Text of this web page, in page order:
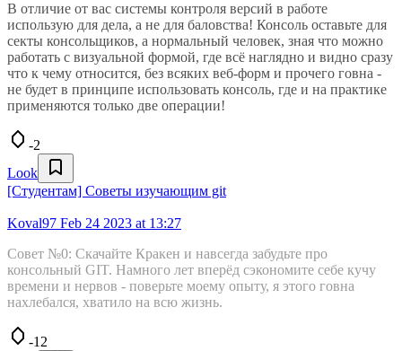
В отличие от вас системы контроля версий в работе
использую для дела, а не для баловства! Консоль оставьте для
секты консольщиков, а нормальный человек, зная что можно
работать с визуальной формой, где всё наглядно и видно сразу
что к чему относится, без всяких веб-форм и прочего говна -
не будет в принципе использовать консоль, где и на практике
применяются только две операции!
-2
Look
[Студентам] Советы изучающим git
Koval97 Feb 24 2023 at 13:27
Совет №0: Скачайте Кракен и навсегда забудьте про
консольный GIT. Намного лет вперёд сэкономите себе кучу
времени и нервов - поверьте моему опыту, я этого говна
нахлебался, хватило на всю жизнь.
-12